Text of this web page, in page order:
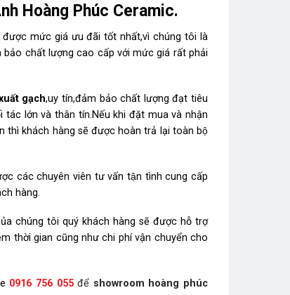
Hoàng Phúc Ceramic.
được mức giá ưu đãi tốt nhất,vì chúng tôi là
bảo chất lượng cao cấp với mức giá rất phải
gạch,uy tín,đảm bảo chất lượng đạt tiêu
lớn và thân tín.Nếu khi đặt mua và nhận
thì khách hàng sẽ được hoàn trả lại toàn bộ
các chuyên viên tư vấn tận tình cung cấp
hàng.
chúng tôi quý khách hàng sẽ được hỗ trợ
thời gian cũng như chi phí vận chuyển cho
0916 756 055để showroom hoàng phúc